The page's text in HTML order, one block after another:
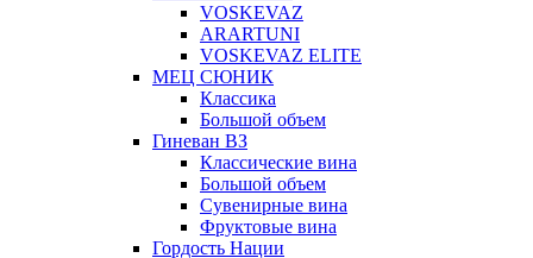
VOSKEVAZ
ARARTUNI
VOSKEVAZ ELITE
МЕЦ СЮНИК
Классика
Большой объем
Гиневан ВЗ
Классические вина
Большой объем
Сувенирные вина
Фруктовые вина
Гордость Нации